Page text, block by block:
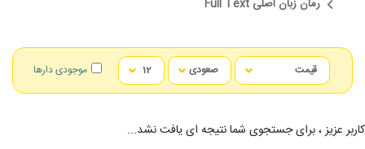
رمان زبان اصلی Full Text
موجودی دارها
کاربر عزیز ، برای جستجوی شما نتیجه ای یافت نشد...